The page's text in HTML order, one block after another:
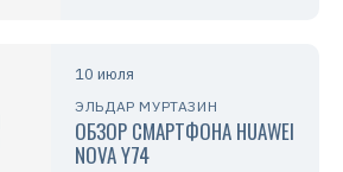
10 июля
ЭЛЬДАР МУРТАЗИН
ОБЗОР СМАРТФОНА HUAWEI
NOVA Y74